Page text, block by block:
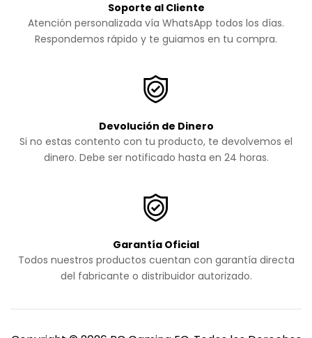
Soporte al Cliente
Atención personalizada vía WhatsApp todos los días.
Respondemos rápido y te guiamos en tu compra.
Devolución de Dinero
Si no estas contento con tu producto, te devolvemos el
dinero. Debe ser notificado hasta en 24 horas.
Garantía Oficial
Todos nuestros productos cuentan con garantía directa
del fabricante o distribuidor autorizado.